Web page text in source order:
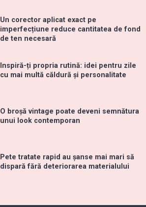
Un corector aplicat exact pe
imperfecțiune reduce cantitatea de fond
de ten necesară
Inspiră-ți propria rutină: idei pentru zile
cu mai multă căldură și personalitate
O broșă vintage poate deveni semnătura
unui look contemporan
Pete tratate rapid au șanse mai mari să
dispară fără deteriorarea materialului